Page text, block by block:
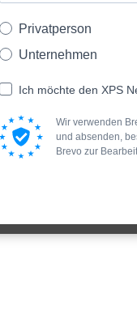
Privatperson
Unternehmen
Ich möchte den XPS
Wir verwenden
und absenden,
Brevo zur